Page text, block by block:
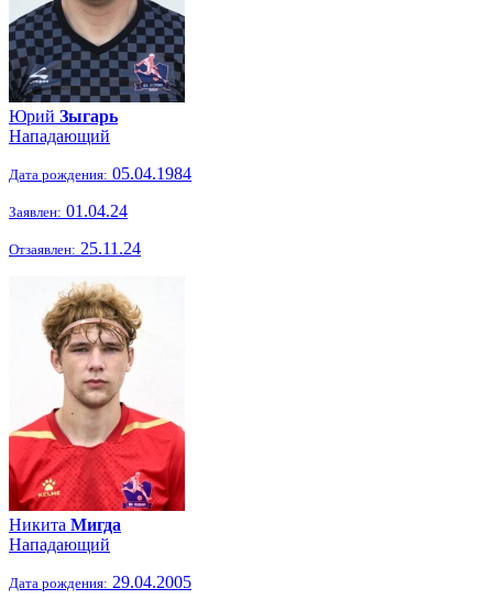
Юрий Зыгарь
Нападающий
Дата рождения: 05.04.1984
Заявлен: 01.04.24
Отзаявлен: 25.11.24
Никита Мигда
Нападающий
Дата рождения: 29.04.2005